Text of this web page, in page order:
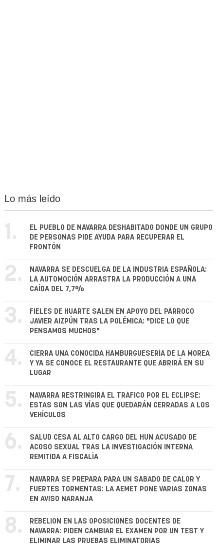
Lo más leído
1.
EL PUEBLO DE NAVARRA DESHABITADO DONDE UN GRUPO
DE PERSONAS PIDE AYUDA PARA RECUPERAR EL
FRONTÓN
2.
NAVARRA SE DESCUELGA DE LA INDUSTRIA ESPAÑOLA:
LA AUTOMOCIÓN ARRASTRA LA PRODUCCIÓN A UNA
CAÍDA DEL 7,7%
3.
FIELES DE HUARTE SALEN EN APOYO DEL PÁRROCO
JAVIER AIZPÚN TRAS LA POLÉMICA: "DICE LO QUE
PENSAMOS MUCHOS"
4.
CIERRA UNA CONOCIDA HAMBURGUESERÍA DE LA MOREA
Y YA SE CONOCE EL RESTAURANTE QUE ABRIRÁ EN SU
LUGAR
5.
NAVARRA RESTRINGIRÁ EL TRÁFICO POR EL ECLIPSE:
ESTAS SON LAS VÍAS QUE QUEDARÁN CERRADAS A LOS
VEHÍCULOS
6.
SALUD CESA AL ALTO CARGO DEL HUN ACUSADO DE
ACOSO SEXUAL TRAS LA INVESTIGACIÓN INTERNA
REMITIDA A FISCALÍA
7.
NAVARRA SE PREPARA PARA UN SÁBADO DE CALOR Y
FUERTES TORMENTAS: LA AEMET PONE VARIAS ZONAS
EN AVISO NARANJA
8.
REBELIÓN EN LAS OPOSICIONES DOCENTES DE
NAVARRA: PIDEN CAMBIAR EL EXAMEN POR UN TEST Y
ELIMINAR LAS PRUEBAS ELIMINATORIAS